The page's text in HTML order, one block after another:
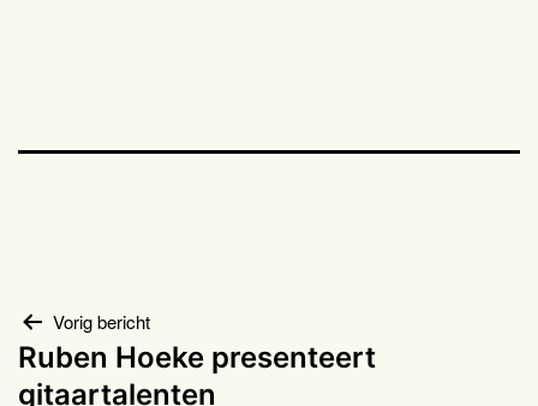
Bericht
navigatie
Vorig bericht
Ruben Hoeke presenteert
gitaartalenten